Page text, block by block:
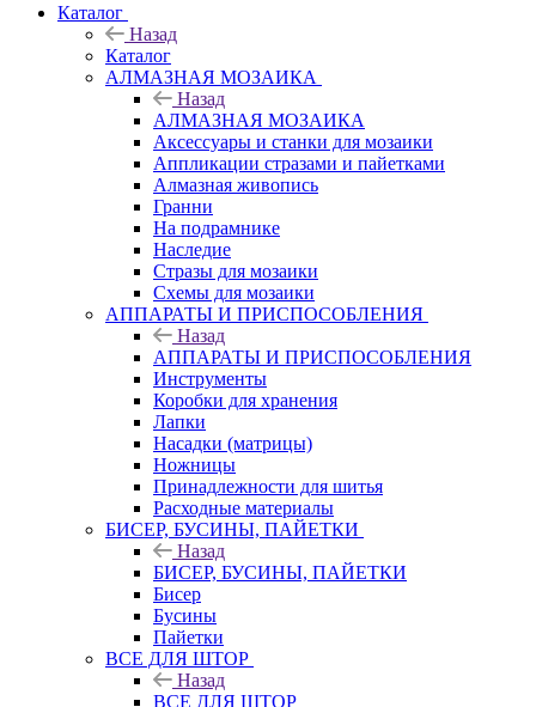
Каталог
Назад
Каталог
АЛМАЗНАЯ МОЗАИКА
Назад
АЛМАЗНАЯ МОЗАИКА
Аксессуары и станки для мозаики
Аппликации стразами и пайетками
Алмазная живопись
Гранни
На подрамнике
Наследие
Стразы для мозаики
Схемы для мозаики
АППАРАТЫ И ПРИСПОСОБЛЕНИЯ
Назад
АППАРАТЫ И ПРИСПОСОБЛЕНИЯ
Инструменты
Коробки для хранения
Лапки
Насадки (матрицы)
Ножницы
Принадлежности для шитья
Расходные материалы
БИСЕР, БУСИНЫ, ПАЙЕТКИ
Назад
БИСЕР, БУСИНЫ, ПАЙЕТКИ
Бисер
Бусины
Пайетки
ВСЕ ДЛЯ ШТОР
Назад
ВСЕ ДЛЯ ШТОР